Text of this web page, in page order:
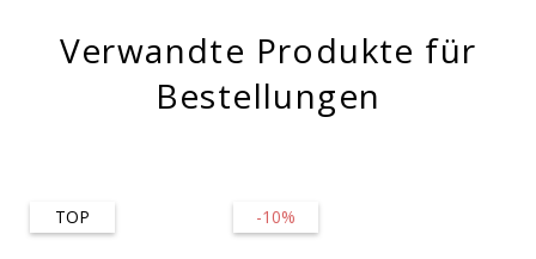
Verwandte Produkte für
Bestellungen
-10%
TOP